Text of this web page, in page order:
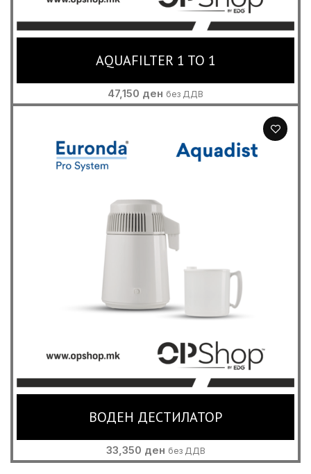
AQUAFILTER 1 TO 1
47,150 ден без ДДВ
ВОДЕН ДЕСТИЛАТОР
33,350 ден без ДДВ